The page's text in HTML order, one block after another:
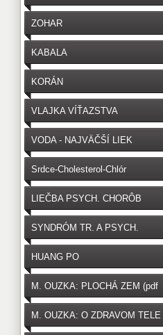
ZOHAR
KABALA
KORÁN
VLAJKA VÍŤAZSTVA
VODA - NAJVÄČŠÍ LIEK
Srdce-Cholesterol-Chlór
LIEČBA PSYCH. CHORÔB
SYNDRÓM TR. A PSYCH.
HUANG PO
M. OUZKA: PLOCHÁ ZEM (pdf
zdarma na stiahnutie)
M. OUZKA: O ZDRAVOM TELE